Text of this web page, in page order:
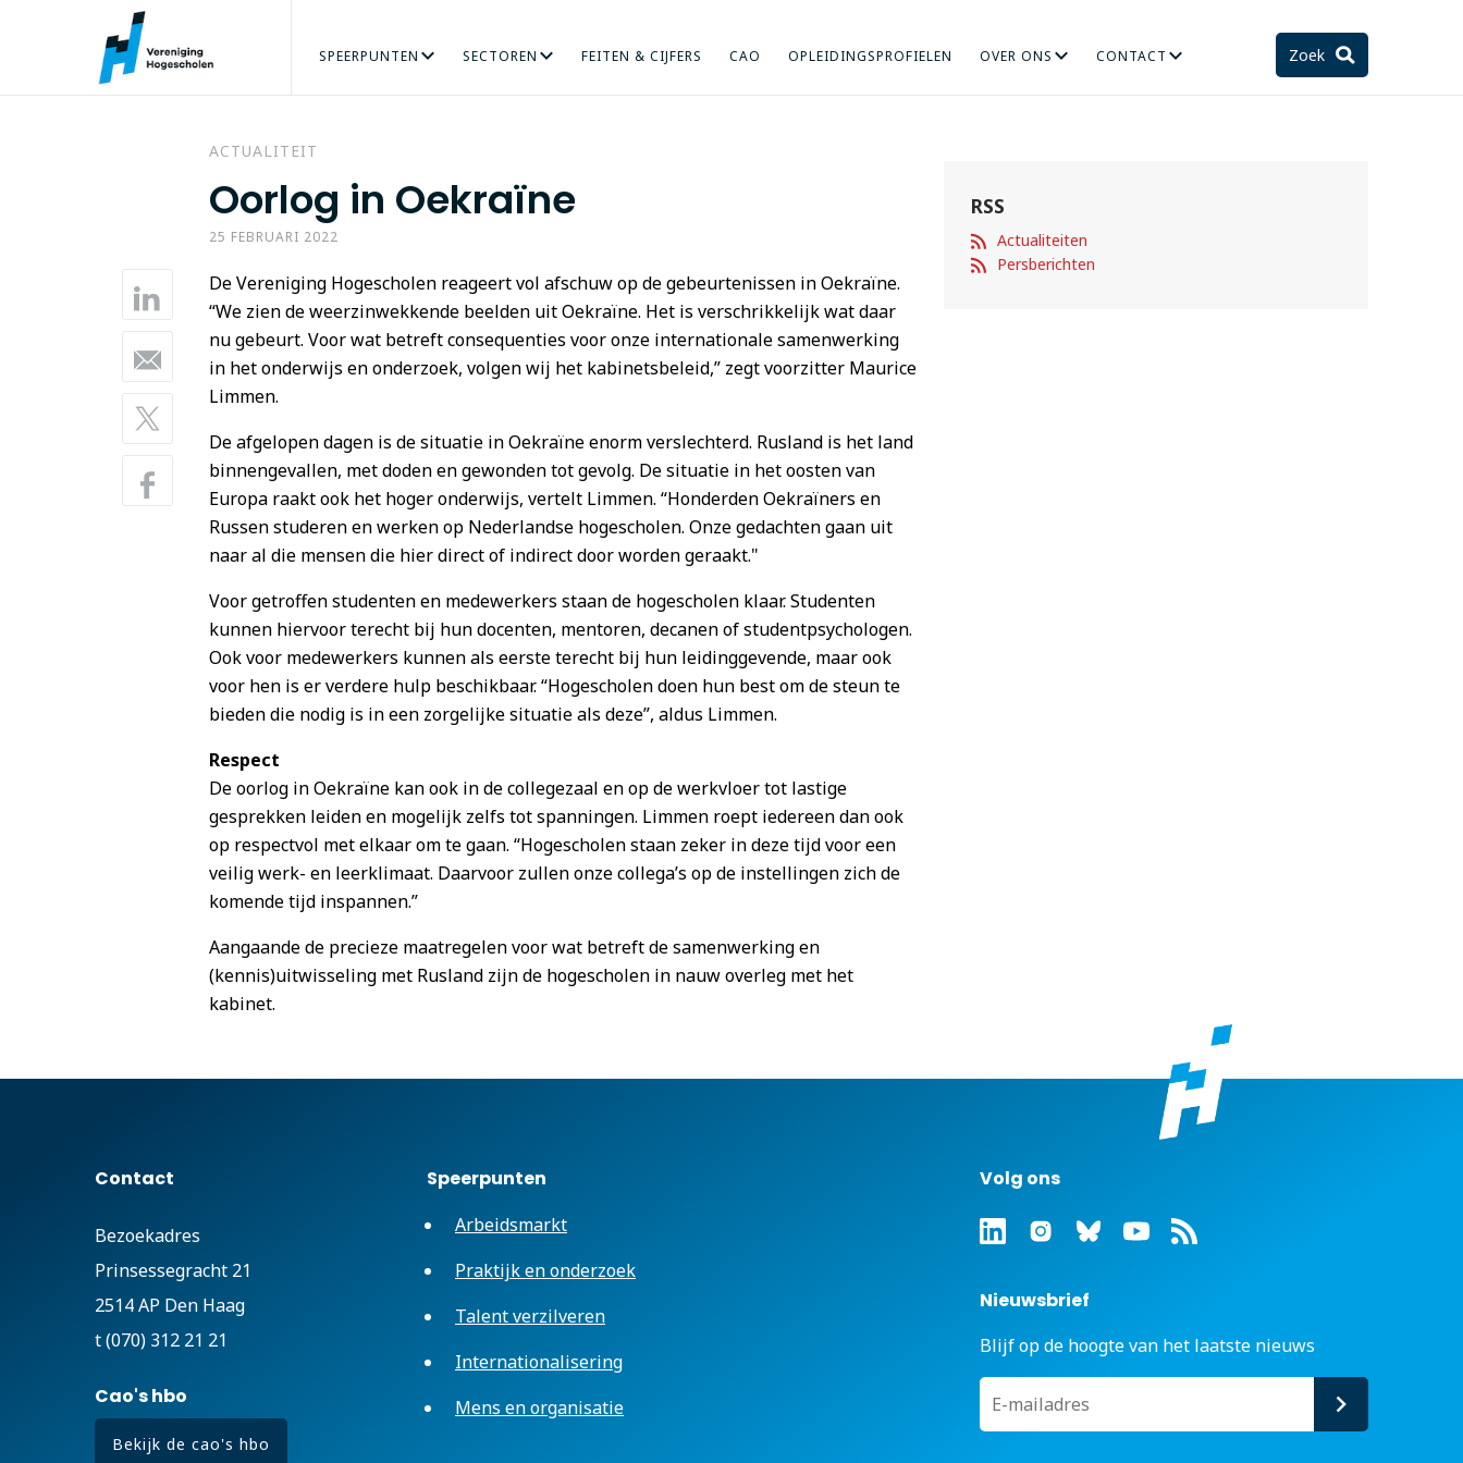
SPEERPUNTEN
ARBEIDSMARKT TALENT VERZILVEREN PRAKTIJKGERICHT ONDERZOEK INTERNATIONALISERING MENS EN ORGANISATIE STELSEL EN TOEKOMST
SECTOREN
AGRO & FOOD ECONOMIE GEZONDHEIDSZORG HOGERE SOCIALE STUDIES KUNST ONDERWIJS
FEITEN & CIJFERS CAO OPLEIDINGSPROFIELEN OVER ONS
ORGANISATIE ONZE MENSEN VACATURES
CONTACT
ADRES PERS VRAAG
Zoek
ACTUALITEIT
Oorlog in Oekraïne
25 FEBRUARI 2022
De Vereniging Hogescholen reageert vol afschuw op de gebeurtenissen in Oekraïne.
“We zien de weerzinwekkende beelden uit Oekraïne. Het is verschrikkelijk wat daar
nu gebeurt. Voor wat betreft consequenties voor onze internationale samenwerking
in het onderwijs en onderzoek, volgen wij het kabinetsbeleid,” zegt voorzitter Maurice
Limmen.
De afgelopen dagen is de situatie in Oekraïne enorm verslechterd. Rusland is het land
binnengevallen, met doden en gewonden tot gevolg. De situatie in het oosten van
Europa raakt ook het hoger onderwijs, vertelt Limmen. “Honderden Oekraïners en
Russen studeren en werken op Nederlandse hogescholen. Onze gedachten gaan uit
naar al die mensen die hier direct of indirect door worden geraakt."
Voor getroffen studenten en medewerkers staan de hogescholen klaar. Studenten
kunnen hiervoor terecht bij hun docenten, mentoren, decanen of studentpsychologen.
Ook voor medewerkers kunnen als eerste terecht bij hun leidinggevende, maar ook
voor hen is er verdere hulp beschikbaar. “Hogescholen doen hun best om de steun te
bieden die nodig is in een zorgelijke situatie als deze”, aldus Limmen.
Respect
De oorlog in Oekraïne kan ook in de collegezaal en op de werkvloer tot lastige
gesprekken leiden en mogelijk zelfs tot spanningen. Limmen roept iedereen dan ook
op respectvol met elkaar om te gaan. “Hogescholen staan zeker in deze tijd voor een
veilig werk- en leerklimaat. Daarvoor zullen onze collega’s op de instellingen zich de
komende tijd inspannen.”
Aangaande de precieze maatregelen voor wat betreft de samenwerking en
(kennis)uitwisseling met Rusland zijn de hogescholen in nauw overleg met het
kabinet.
RSS
Actualiteiten
Persberichten
Contact
Bezoekadres
Prinsessegracht 21
2514 AP Den Haag
t (070) 312 21 21
Cao's hbo
Bekijk de cao's hbo
Speerpunten
Arbeidsmarkt
Praktijk en onderzoek
Talent verzilveren
Internationalisering
Mens en organisatie
Volg ons
Nieuwsbrief
Blijf op de hoogte van het laatste nieuws